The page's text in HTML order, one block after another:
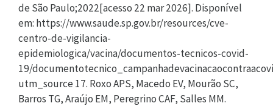
de São Paulo;2022[acesso 22 mar 2026]. Disponível
em: https://www.saude.sp.gov.br/resources/cve-
centro-de-vigilancia-
epidemiologica/vacina/documentos-tecnicos-covid-
19/
utm_source 17. Roxo APS, Macedo EV, Mourão SC,
Barros TG, Araújo EM, Peregrino CAF, Salles MM.